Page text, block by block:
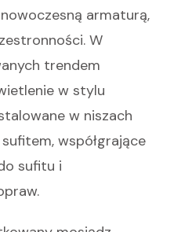
armaturą,
W
trendem
w stylu
w niszach
współgrające
sufitu i